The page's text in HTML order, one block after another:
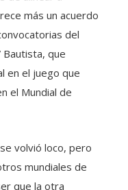
más un acuerdo
del
Bautista, que
en el juego que
el Mundial de
volvió loco, pero
mundiales de
que la otra